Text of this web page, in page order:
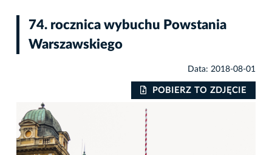
74. rocznica wybuchu Powstania
Warszawskiego
Data: 2018-08-01
POBIERZ TO ZDJĘCIE